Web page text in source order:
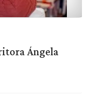
Ángela